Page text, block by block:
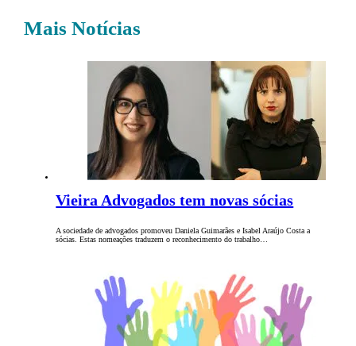
Mais Notícias
Vieira Advogados tem novas sócias
A sociedade de advogados promoveu Daniela Guimarães e Isabel Araújo Costa a
sócias. Estas nomeações traduzem o reconhecimento do trabalho…